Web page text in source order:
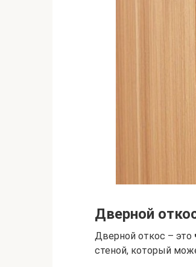
Дверной
Дверной откос – это
стеной, который